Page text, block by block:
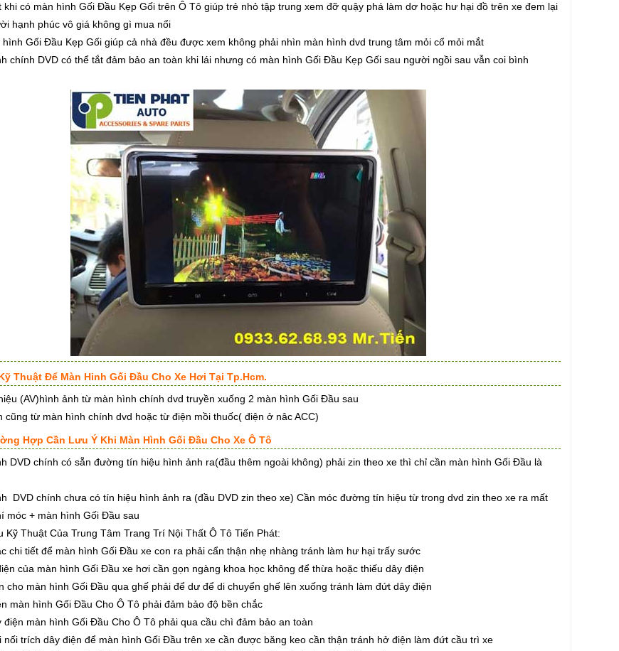
khi có màn hình Gối Đầu Kẹp Gối trên Ô Tô giúp trẻ nhỏ tập trung xem đỡ quậy phá làm dơ hoặc hư hại đồ trên xe đem lại
hạnh phúc vô giá không gì mua nổi
hình Gối Đầu Kẹp Gối giúp cả nhà đều được xem không phải nhìn màn hình dvd trung tâm mỏi cổ mỏi mắt
chính DVD có thể tắt đảm bảo an toàn khi lái nhưng có màn hình Gối Đầu Kẹp Gối sau người ngồi sau vẫn coi bình
Thuật Để Màn Hinh Gối Đầu Cho Xe Hơi Tại Tp.Hcm.
(AV)hình ảnh từ màn hình chính dvd truyền xuống 2 màn hình Gối Đầu sau
cũng từ màn hình chính dvd hoặc từ điện mồi thuốc( điện ở nâc ACC)
Hợp Cần Lưu Ý Khi Màn Hình Gối Đầu Cho Xe Ô Tô
DVD chính có sẵn đường tín hiệu hình ảnh ra(đầu thêm ngoài không) phải zin theo xe thì chỉ cần màn hình Gối Đầu là
DVD chính chưa có tín hiệu hình ảnh ra (đầu DVD zin theo xe) Cần móc đường tín hiệu từ trong dvd zin theo xe ra mất
móc + màn hình Gối Đầu sau
Kỹ Thuật Của Trung Tâm Trang Trí Nội Thất Ô Tô Tiến Phát:
chi tiết để màn hình Gối Đầu xe con ra phải cẩn thận nhẹ nhàng tránh làm hư hại trấy sước
của màn hình Gối Đầu xe hơi cần gọn ngàng khoa học không để thừa hoặc thiếu dây điện
cho màn hình Gối Đầu qua ghế phải để dư để di chuyển ghế lên xuống tránh làm đứt dây điện
màn hình Gối Đầu Cho Ô Tô phải đảm bảo độ bền chắc
điện màn hình Gối Đầu Cho Ô Tô phải qua cầu chì đảm bảo an toàn
nối trích dây điện để màn hình Gối Đầu trên xe cần được băng keo cần thận tránh hở điện làm đứt cầu trì xe